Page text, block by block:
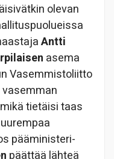
olevan
Antti
asema
Vasemmistoliitto
vasemman
tietäisi taas
pääministeri-
päättää lähteä